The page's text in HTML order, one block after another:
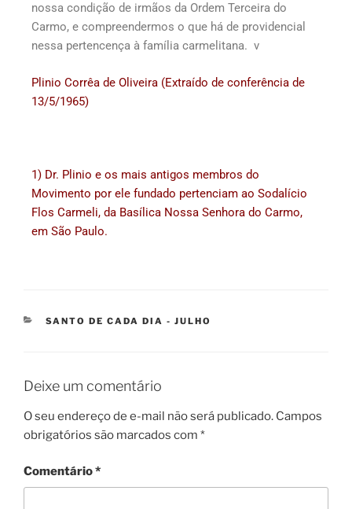
nossa condição de irmãos da Ordem Terceira do
Carmo, e compreendermos o que há de providencial
nessa pertencença à família carmelitana. v
Plinio Corrêa de Oliveira (Extraído de conferência de
13/5/1965)
1) Dr. Plinio e os mais antigos membros do
Movimento por ele fundado pertenciam ao Sodalício
Flos Carmeli, da Basílica Nossa Senhora do Carmo,
em São Paulo.
SANTO DE CADA DIA - JULHO
Deixe um comentário
O seu endereço de e-mail não será publicado. Campos
obrigatórios são marcados com *
Comentário*